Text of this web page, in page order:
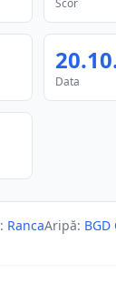
Scor
Data
: RancaAripă: BGD